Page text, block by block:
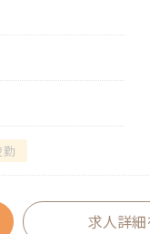
勤
求人詳細